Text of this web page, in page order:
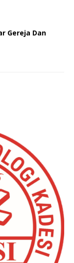
Gereja Dan